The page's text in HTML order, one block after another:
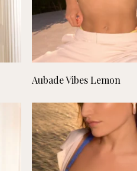
Aubade Vibes Lemon